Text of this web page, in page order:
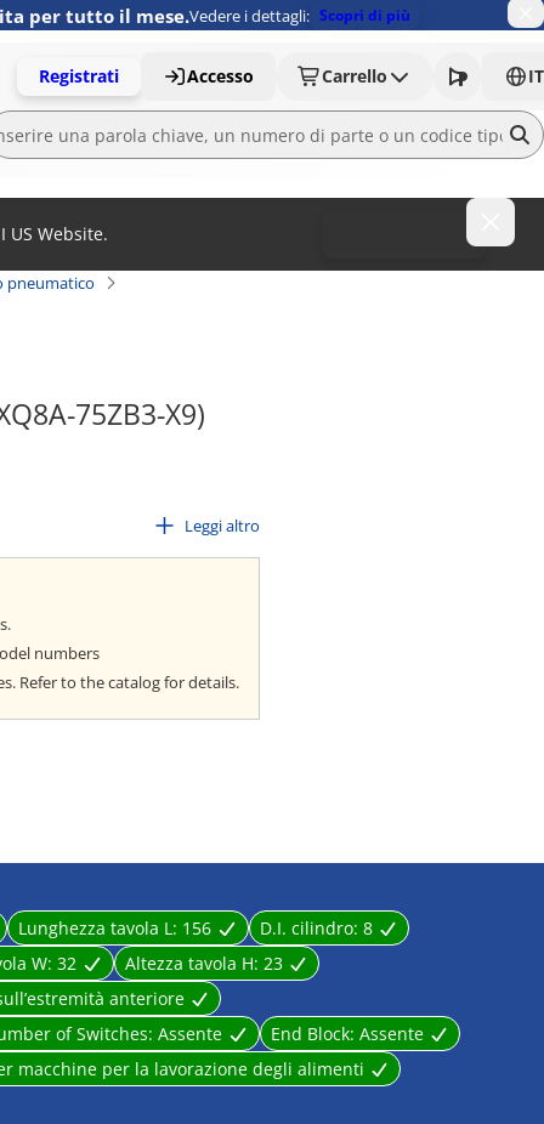
per tutto il mese.Vedere i dettagli: Scopri di più
Registrati Accesso Carrello IT
US Website.
pneumatico
75ZB3-X9)
product.
Leggi altro
numbers
Refer to the catalog for details.
Lunghezza tavola L: 156 D.I. cilindro: 8
W: 32 Altezza tavola H: 23
anteriore
of Switches: Assente End Block: Assente
macchine per la lavorazione degli alimenti